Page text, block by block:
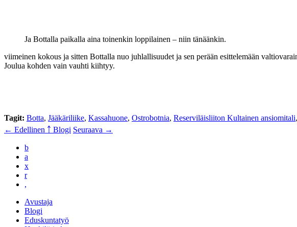
Ja Bottalla paikalla aina toinenkin loppilainen – niin tänäänkin.
viimeinen kokous ja sitten Bottalla nuo juhlallisuudet ja sen perään esittelemään
Joulua kohden vain vauhti kiihtyy.
Tagit: Botta, Jääkäriliike, Kassahuone, Ostrobotnia, Reserviläisliiton Kultainen ansiomitali,
← Edellinen ￪ Blogi Seuraava →
b
a
x
r
,
Avustaja
Blogi
Eduskuntatyö